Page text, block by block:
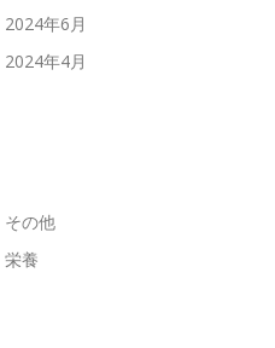
2024年6月
2024年4月
その他
栄養